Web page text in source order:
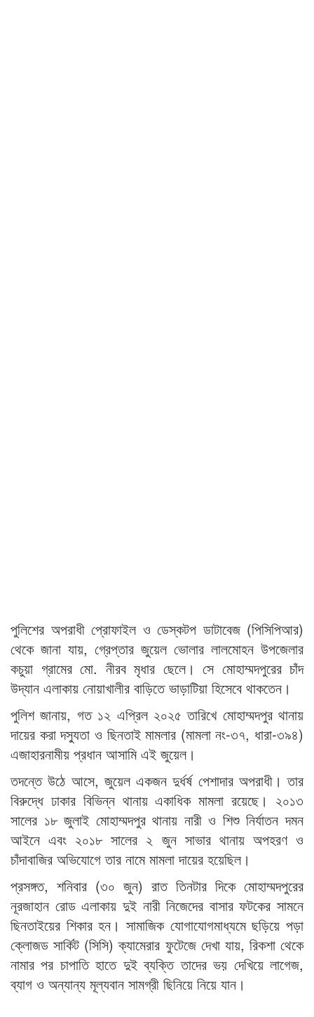
পুলিশের অপরাধী প্রোফাইল ও ডেস্কটপ ডাটাবেজ (পিসিপিআর)
থেকে জানা যায়, গ্রেপ্তার জুয়েল ভোলার লালমোহন উপজেলার
কচুয়া গ্রামের মো. নীরব মৃধার ছেলে। সে মোহাম্মদপুরের চাঁদ
উদ্যান এলাকায় নোয়াখালীর বাড়িতে ভাড়াটিয়া হিসেবে থাকতেন।
পুলিশ জানায়, গত ১২ এপ্রিল ২০২৫ তারিখে মোহাম্মদপুর থানায়
দায়ের করা দস্যুতা ও ছিনতাই মামলার (মামলা নং-৩৭, ধারা-৩৯৪)
এজাহারনামীয় প্রধান আসামি এই জুয়েল।
তদন্তে উঠে আসে, জুয়েল একজন দুর্ধর্ষ পেশাদার অপরাধী। তার
বিরুদ্ধে ঢাকার বিভিন্ন থানায় একাধিক মামলা রয়েছে। ২০১৩
সালের ১৮ জুলাই মোহাম্মদপুর থানায় নারী ও শিশু নির্যাতন দমন
আইনে এবং ২০১৮ সালের ২ জুন সাভার থানায় অপহরণ ও
চাঁদাবাজির অভিযোগে তার নামে মামলা দায়ের হয়েছিল।
প্রসঙ্গত, শনিবার (৩০ জুন) রাত তিনটার দিকে মোহাম্মদপুরের
নূরজাহান রোড এলাকায় দুই নারী নিজেদের বাসার ফটকের সামনে
ছিনতাইয়ের শিকার হন। সামাজিক যোগাযোগমাধ্যমে ছড়িয়ে পড়া
ক্লোজড সার্কিট (সিসি) ক্যামেরার ফুটেজে দেখা যায়, রিকশা থেকে
নামার পর চাপাতি হাতে দুই ব্যক্তি তাদের ভয় দেখিয়ে লাগেজ,
ব্যাগ ও অন্যান্য মূল্যবান সামগ্রী ছিনিয়ে নিয়ে যান।